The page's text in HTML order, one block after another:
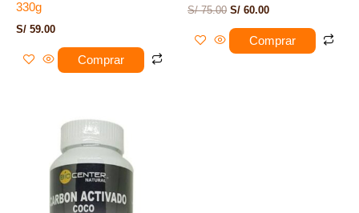
330g
S/ 59.00
Comprar
S/75.00 S/ 60.00
Comprar